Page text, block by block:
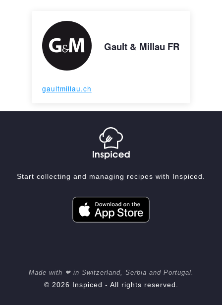
Gault & Millau FR
gaultmillau.ch
Start collecting and managing recipes with Inspiced.
Made with ❤ in Switzerland, Serbia and Portugal.
© 2026 Inspiced - All rights reserved.